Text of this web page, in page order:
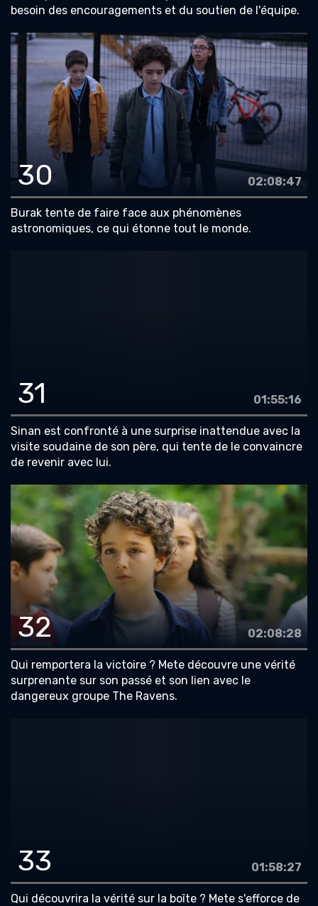
besoin des encouragements et du soutien de l'équipe.
30 02:08:47
Burak tente de faire face aux phénomènes
astronomiques, ce qui étonne tout le monde.
31 01:55:16
Sinan est confronté à une surprise inattendue avec la
visite soudaine de son père, qui tente de le convaincre
de revenir avec lui.
32 02:08:28
Qui remportera la victoire ? Mete découvre une vérité
surprenante sur son passé et son lien avec le
dangereux groupe The Ravens.
33 01:58:27
Qui découvrira la vérité sur la boîte ? Mete s'efforce de